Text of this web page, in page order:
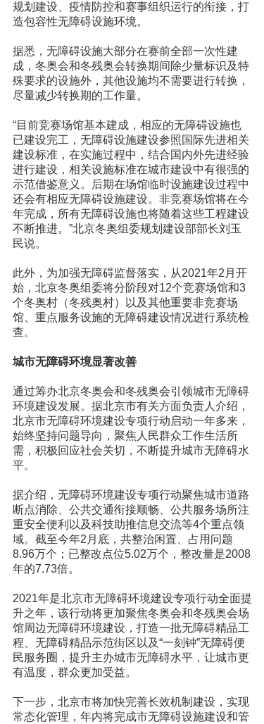
规划建设、疫情防控和赛事组织运行的衔接，打
造包容性无障碍设施环境。
据悉，无障碍设施大部分在赛前全部一次性建
成，冬奥会和冬残奥会转换期间除少量标识及特
殊要求的设施外，其他设施均不需要进行转换，
尽量减少转换期的工作量。
“目前竞赛场馆基本建成，相应的无障碍设施也
已建设完工，无障碍设施建设参照国际先进相关
建设标准，在实施过程中，结合国内外先进经验
进行建设，相关设施标准在城市建设中有很强的
示范借鉴意义。后期在场馆临时设施建设过程中
还会有相应无障碍设施建设。非竞赛场馆将在今
年完成，所有无障碍设施也将随着这些工程建设
不断推进。”北京冬奥组委规划建设部部长刘玉
民说。
此外，为加强无障碍监督落实，从2021年2月开
始，北京冬奥组委将分阶段对12个竞赛场馆和3
个冬奥村（冬残奥村）以及其他重要非竞赛场
馆、重点服务设施的无障碍建设情况进行系统检
查。
城市无障碍环境显著改善
通过筹办北京冬奥会和冬残奥会引领城市无障碍
环境建设发展。据北京市有关方面负责人介绍，
北京市无障碍环境建设专项行动启动一年多来，
始终坚持问题导向，聚焦人民群众工作生活所
需，积极回应社会关切，不断提升城市无障碍水
平。
据介绍，无障碍环境建设专项行动聚焦城市道路
断点消除、公共交通衔接顺畅、公共服务场所注
重安全便利以及科技助推信息交流等4个重点领
域。截至今年2月底，共整治闲置、占用问题
8.96万个；已整改点位5.02万个，整改量是2008
年的7.73倍。
2021年是北京市无障碍环境建设专项行动全面提
升之年，该行动将更加聚焦冬奥会和冬残奥会场
馆周边无障碍环境建设，打造一批无障碍精品工
程、无障碍精品示范街区以及“一刻钟”无障碍便
民服务圈，提升主办城市无障碍水平，让城市更
有温度，群众更加受益。
下一步，北京市将加快完善长效机制建设，实现
常态化管理，年内将完成市无障碍设施建设和管